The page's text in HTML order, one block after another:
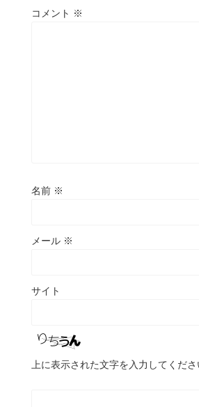
コメント ※
名前 ※
メール ※
サイト
上に表示された文字を入力してくださ